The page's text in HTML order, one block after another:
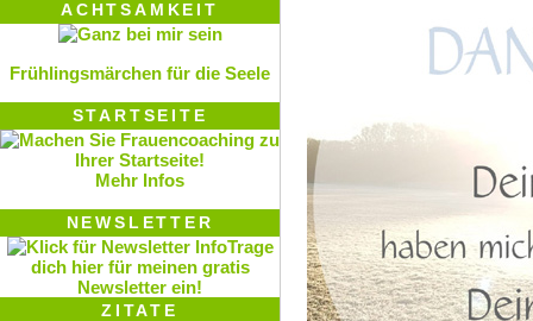
ACHTSAMKEIT
Frühlingsmärchen für die Seele
STARTSEITE
Mehr Infos
NEWSLETTER
Trage
dich hier für meinen gratis
Newsletter ein!
ZITATE